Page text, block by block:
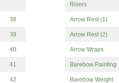
Risers
38 Arrow Rest (1)
39 Arrow Rest (2)
40 Arrow Wraps
41 Barebow Painting
42 Barebow Weight